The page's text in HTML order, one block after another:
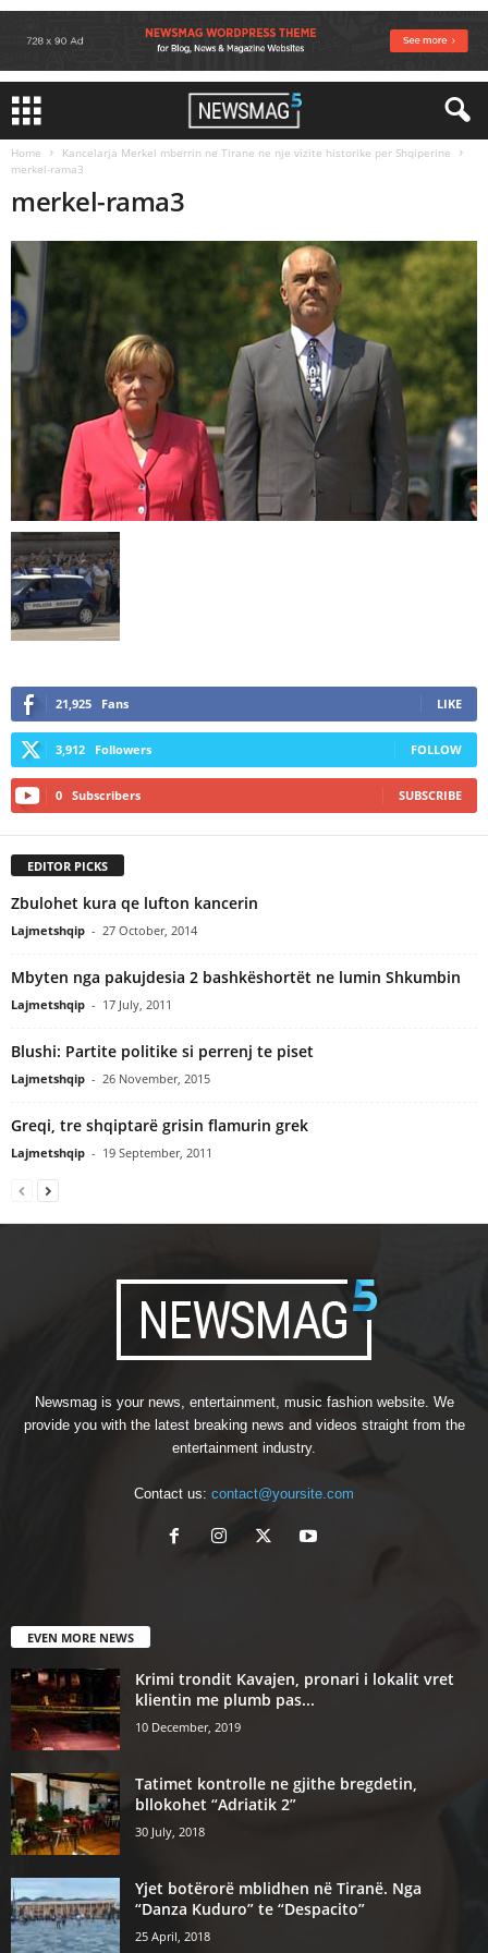
Home
Kancelarja Merkel mberrin ne Tirane ne nje vizite historike per Shqiperine
merkel-rama3
merkel-rama3
21,925 Fans LIKE
3,912 Followers FOLLOW
0 Subscribers SUBSCRIBE
EDITOR PICKS
Zbulohet kura qe lufton kancerin
Lajmetshqip - 27 October, 2014
Mbyten nga pakujdesia 2 bashkëshortët ne lumin Shkumbin
Lajmetshqip - 17 July, 2011
Blushi: Partite politike si perrenj te piset
Lajmetshqip - 26 November, 2015
Greqi, tre shqiptarë grisin flamurin grek
Lajmetshqip - 19 September, 2011
Newsmag is your news, entertainment, music fashion website. We
provide you with the latest breaking news and videos straight from the
entertainment industry.
Contact us: contact@yoursite.com
EVEN MORE NEWS
Krimi trondit Kavajen, pronari i lokalit vret
klientin me plumb pas...
10 December, 2019
Tatimet kontrolle ne gjithe bregdetin,
bllokohet “Adriatik 2”
30 July, 2018
Yjet botërorë mblidhen në Tiranë. Nga
“Danza Kuduro” te “Despacito”
25 April, 2018